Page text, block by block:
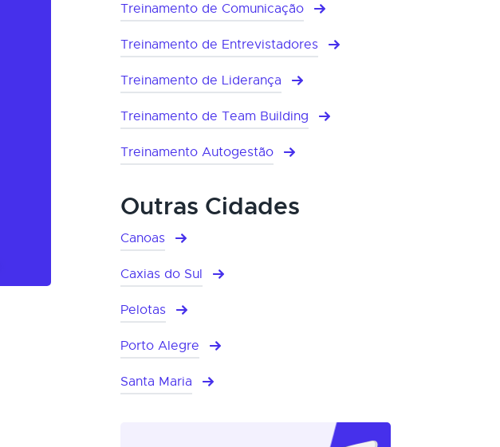
Treinamento de Comunicação
Treinamento de Entrevistadores
Treinamento de Liderança
Treinamento de Team Building
Treinamento Autogestão
Outras Cidades
Canoas
Caxias do Sul
Pelotas
Porto Alegre
Santa Maria